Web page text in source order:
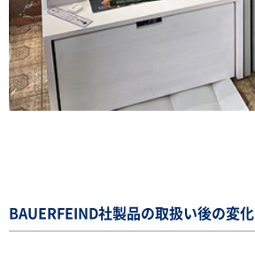
BAUERFEIND社製品の取扱い後の変化